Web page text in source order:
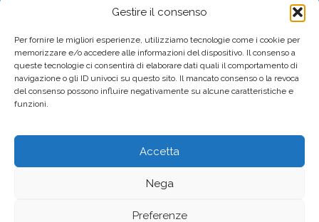
Gestire il consenso
Per fornire le migliori esperienze, utilizziamo tecnologie come i cookie per
memorizzare e/o accedere alle informazioni del dispositivo. Il consenso a
queste tecnologie ci consentirà di elaborare dati quali il comportamento di
navigazione o gli ID univoci su questo sito. Il mancato consenso o la revoca
del consenso possono influire negativamente su alcune caratteristiche e
funzioni.
Accetta
Nega
Preferenze
AREA RISERVATA
FACEBOOK